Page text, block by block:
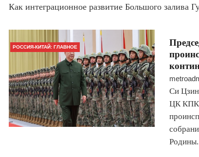
Как интеграционное развитие Большого залива
РОССИЯ-КИТАЙ: ГЛАВНОЕ
Си
ЦК КПК
Родины.